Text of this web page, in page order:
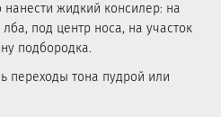
жидкий консилер: на
под центр носа, на участок
подбородка.
переходы тона пудрой или